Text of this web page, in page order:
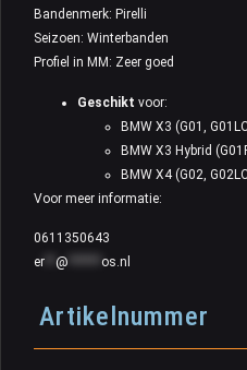
Bandenmerk: Pirelli
Seizoen: Winterbanden
Profiel in MM: Zeer goed
Geschikt voor:
BMW X3 (G01,
BMW X3 Hybrid
BMW X4 (G02,
Voor meer informatie:
0611350643
er
@ os.nl
Artikelnummer